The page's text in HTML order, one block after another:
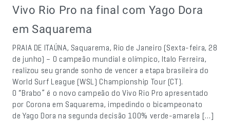
Vivo Rio Pro na final com Yago Dora
em Saquarema
PRAIA DE ITAÚNA, Saquarema, Rio de Janeiro (Sexta-feira, 28
de junho) – O campeão mundial e olímpico, Italo Ferreira,
realizou seu grande sonho de vencer a etapa brasileira do
World Surf League (WSL) Championship Tour (CT).
O “Brabo” é o novo campeão do Vivo Rio Pro apresentado
por Corona em Saquarema, impedindo o bicampeonato
de Yago Dora na segunda decisão 100% verde-amarela […]